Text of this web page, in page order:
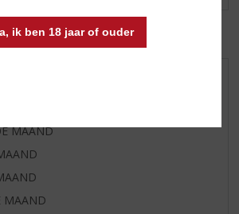
ik ben 18 jaar of ouder
BTW
MAAND
MAAND